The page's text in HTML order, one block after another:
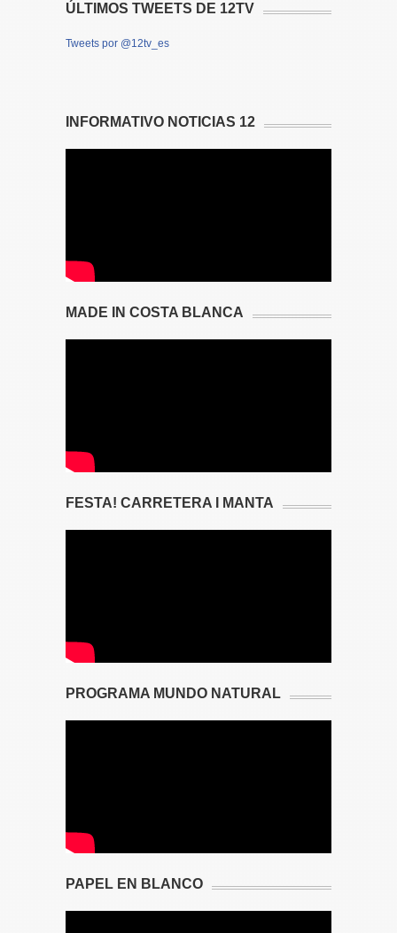
ÚLTIMOS TWEETS DE 12TV
Tweets por @12tv_es
INFORMATIVO NOTICIAS 12
MADE IN COSTA BLANCA
FESTA! CARRETERA I MANTA
PROGRAMA MUNDO NATURAL
PAPEL EN BLANCO